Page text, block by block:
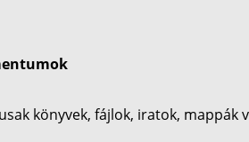
könyvek, fájlok, iratok,